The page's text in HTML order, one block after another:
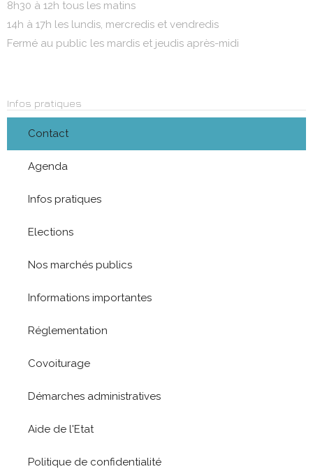
8h30 à 12h tous les matins
14h à 17h les lundis, mercredis et vendredis
Fermé au public les mardis et jeudis après-midi
Infos pratiques
Contact
Agenda
Infos pratiques
Elections
Nos marchés publics
Informations importantes
Réglementation
Covoiturage
Démarches administratives
Aide de l'Etat
Politique de confidentialité